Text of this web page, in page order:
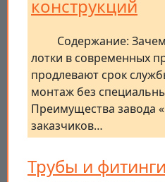
конструкций
Содержание:
лотки в современных
продлевают срок
монтаж без
Преимущества завода
заказчиков…
Трубы и